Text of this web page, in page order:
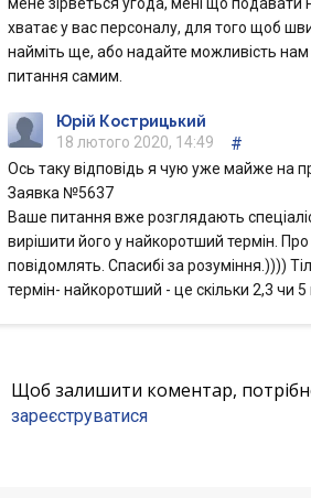
хватає у вас персоналу, для того щоб
найміть ще, або надайте можливість нам
питання самим.
Юрій Кострицький
18 лютого 2020, 14:49
#
Ось таку відповідь я чую уже майже на
Заявка №5637
Ваше питання вже розглядають
вирішити його у найкоротший термін.
повідомлять. Спасибі за розуміння.))))
термін- найкоротший - це скільки 2,3 чи 5
Щоб залишити коментар,
зареєструватися